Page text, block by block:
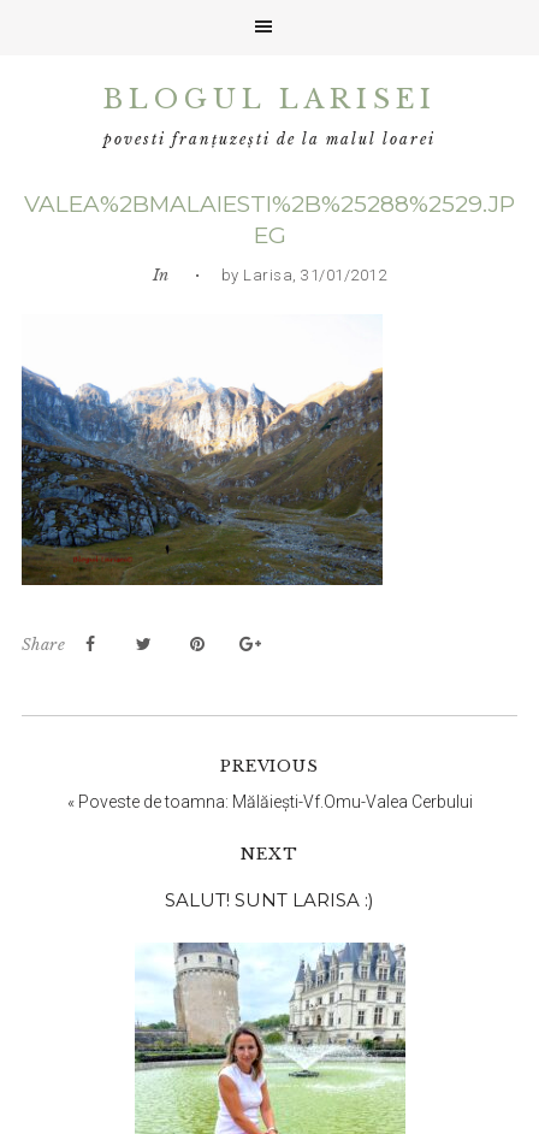
BLOGUL LARISEI
povesti franțuzești de la malul loarei
VALEA%2BMALAIESTI%2B%25288%2529.JP
EG
In • by Larisa, 31/01/2012
Share
PREVIOUS
« Poveste de toamna: Mălăiești-Vf.Omu-Valea Cerbului
NEXT
principală
SALUT! SUNT LARISA :)